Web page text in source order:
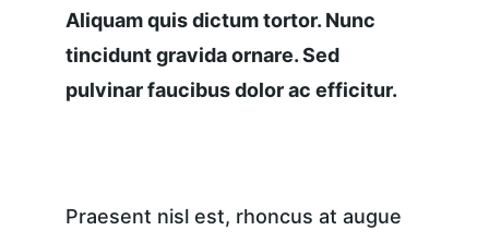
Aliquam quis dictum tortor. Nunc
tincidunt gravida ornare. Sed
pulvinar faucibus dolor ac efficitur.
Praesent nisl est, rhoncus at augue